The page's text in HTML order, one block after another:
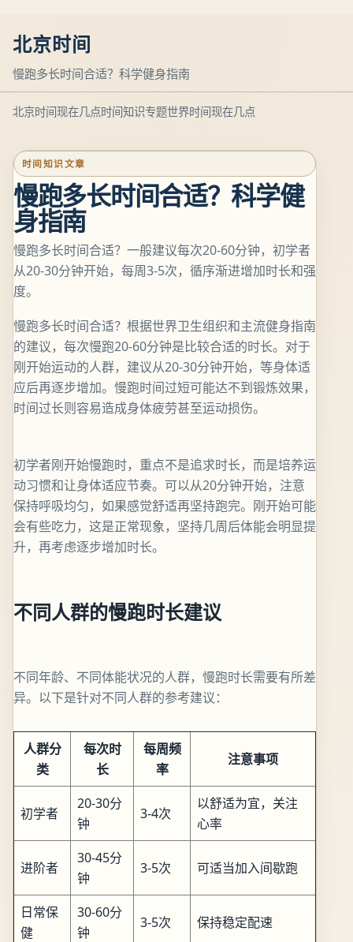
北京时间
慢跑多长时间合适？科学健身指南
北京时间现在几点时间知识专题世界时间现在几点
时间知识文章
慢跑多长时间合适？科学健
身指南
慢跑多长时间合适？一般建议每次20-60分钟，初学者
从20-30分钟开始，每周3-5次，循序渐进增加时长和强
度。
慢跑多长时间合适？根据世界卫生组织和主流健身指南
的建议，每次慢跑20-60分钟是比较合适的时长。对于
刚开始运动的人群，建议从20-30分钟开始，等身体适
应后再逐步增加。慢跑时间过短可能达不到锻炼效果，
时间过长则容易造成身体疲劳甚至运动损伤。
初学者刚开始慢跑时，重点不是追求时长，而是培养运
动习惯和让身体适应节奏。可以从20分钟开始，注意
保持呼吸均匀，如果感觉舒适再坚持跑完。刚开始可能
会有些吃力，这是正常现象，坚持几周后体能会明显提
升，再考虑逐步增加时长。
不同人群的慢跑时长建议
不同年龄、不同体能状况的人群，慢跑时长需要有所差
异。以下是针对不同人群的参考建议：
人群分
类
每次时
长
每周频
率
注意事项
初学者
20-30分
钟
3-4次
以舒适为宜，关注
心率
进阶者
30-45分
钟
3-5次 可适当加入间歇跑
日常保
健
30-60分
钟
3-5次 保持稳定配速